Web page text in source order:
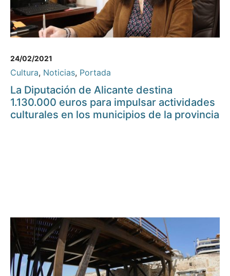
24/02/2021
Cultura, Noticias, Portada
La Diputación de Alicante destina
1.130.000 euros para impulsar actividades
culturales en los municipios de la provincia